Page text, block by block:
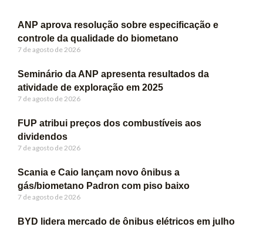
ANP aprova resolução sobre especificação e
controle da qualidade do biometano
7 de agosto de 2026
Seminário da ANP apresenta resultados da
atividade de exploração em 2025
7 de agosto de 2026
FUP atribui preços dos combustíveis aos
dividendos
7 de agosto de 2026
Scania e Caio lançam novo ônibus a
gás/biometano Padron com piso baixo
7 de agosto de 2026
BYD lidera mercado de ônibus elétricos em julho